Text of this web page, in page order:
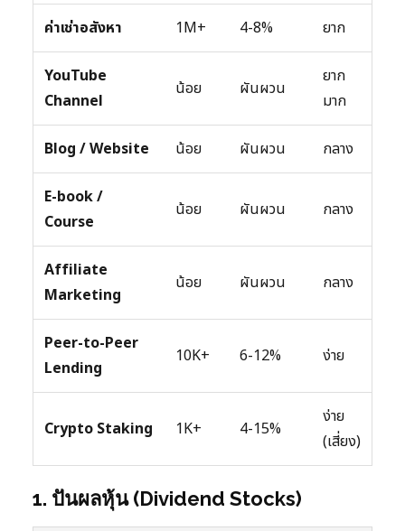
ค่าเช่าอสังหา 1M+ 4-8% ยาก
YouTube
Channel
น้อย ผันผวน
ยาก
มาก
Blog / Website น้อย ผันผวน กลาง
E-book /
Course
น้อย ผันผวน กลาง
Affiliate
Marketing
น้อย ผันผวน กลาง
Peer-to-Peer
Lending
10K+ 6-12% ง่าย
Crypto Staking 1K+ 4-15%
ง่าย
(เสี่ยง)
1. ปันผลหุ้น (Dividend Stocks)